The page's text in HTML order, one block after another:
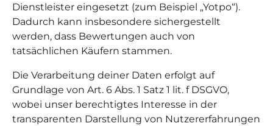
Dienstleister eingesetzt (zum Beispiel „Yotpo“).
Dadurch kann insbesondere sichergestellt
werden, dass Bewertungen auch von
tatsächlichen Käufern stammen.
Die Verarbeitung deiner Daten erfolgt auf
Grundlage von Art. 6 Abs. 1 Satz 1 lit. f DSGVO,
wobei unser berechtigtes Interesse in der
transparenten Darstellung von Nutzererfahrungen